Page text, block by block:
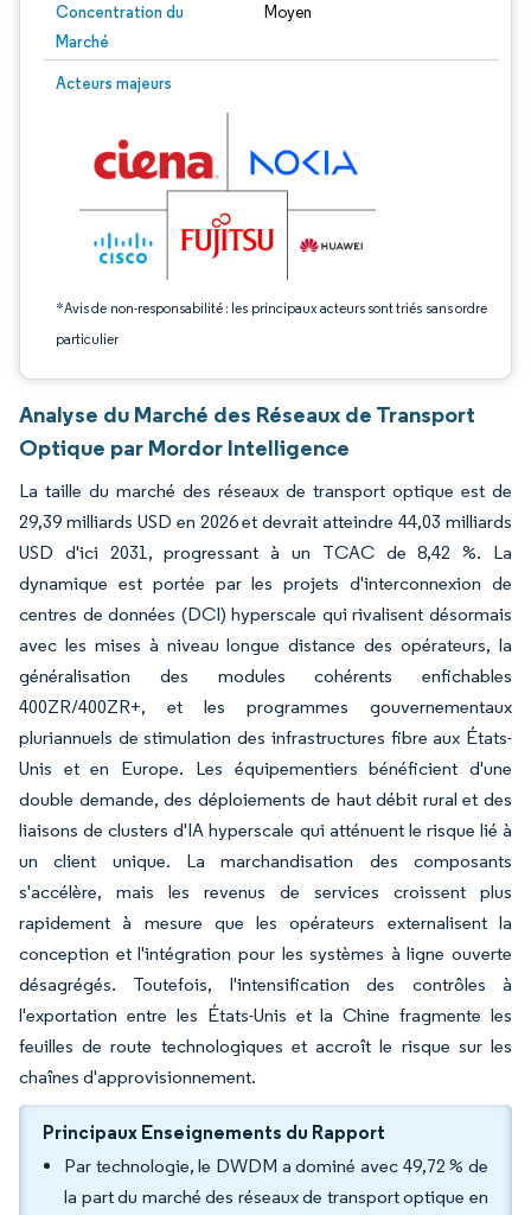
Concentration du
Marché
Moyen
Acteurs majeurs
*Avis de non-responsabilité : les principaux acteurs sont triés sans ordre
particulier
Image © Mordor Intelligence. La réutilisation nécessite une attribution sous CC
Analyse du Marché des Réseaux de Transport
Optique par Mordor Intelligence
La taille du marché des réseaux de transport optique est de
29,39 milliards USD en 2026 et devrait atteindre 44,03 milliards
USD d'ici 2031, progressant à un TCAC de 8,42 %. La
dynamique est portée par les projets d'interconnexion de
centres de données (DCI) hyperscale qui rivalisent désormais
avec les mises à niveau longue distance des opérateurs, la
généralisation des modules cohérents enfichables
400ZR/400ZR+, et les programmes gouvernementaux
pluriannuels de stimulation des infrastructures fibre aux États-
Unis et en Europe. Les équipementiers bénéficient d'une
double demande, des déploiements de haut débit rural et des
liaisons de clusters d'IA hyperscale qui atténuent le risque lié à
un client unique. La marchandisation des composants
s'accélère, mais les revenus de services croissent plus
rapidement à mesure que les opérateurs externalisent la
conception et l'intégration pour les systèmes à ligne ouverte
désagrégés. Toutefois, l'intensification des contrôles à
l'exportation entre les États-Unis et la Chine fragmente les
feuilles de route technologiques et accroît le risque sur les
chaînes d'approvisionnement.
Principaux Enseignements du Rapport
Par technologie, le DWDM a dominé avec 49,72 % de
la part du marché des réseaux de transport optique en